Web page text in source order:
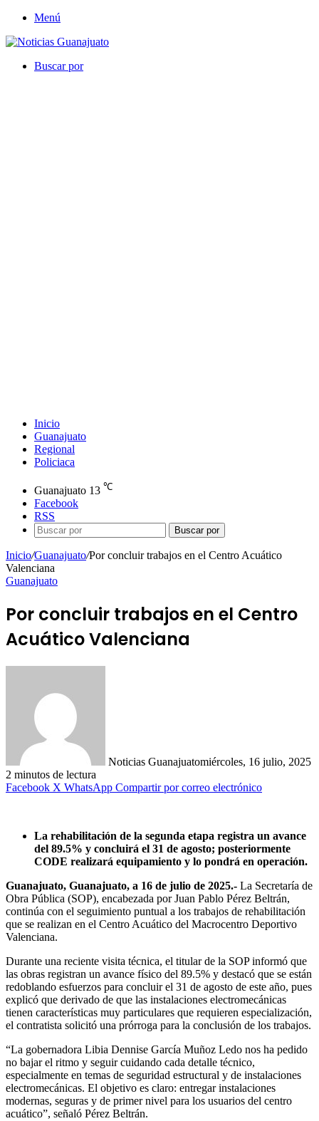
Menú
Buscar por
Inicio
Guanajuato
Regional
Policiaca
Guanajuato 13 ℃
Facebook
RSS
Buscar por
Inicio/Guanajuato/Por concluir trabajos en el Centro Acuático
Valenciana
Guanajuato
Por concluir trabajos en el Centro
Acuático Valenciana
Noticias Guanajuatomiércoles, 16 julio, 2025
2 minutos de lectura
Facebook X WhatsApp Compartir por correo electrónico
La rehabilitación de la segunda etapa registra un avance
del 89.5% y concluirá el 31 de agosto; posteriormente
CODE realizará equipamiento y lo pondrá en operación.
Guanajuato, Guanajuato, a 16 de julio de 2025.- La Secretaría de
Obra Pública (SOP), encabezada por Juan Pablo Pérez Beltrán,
continúa con el seguimiento puntual a los trabajos de rehabilitación
que se realizan en el Centro Acuático del Macrocentro Deportivo
Valenciana.
Durante una reciente visita técnica, el titular de la SOP informó que
las obras registran un avance físico del 89.5% y destacó que se están
redoblando esfuerzos para concluir el 31 de agosto de este año, pues
explicó que derivado de que las instalaciones electromecánicas
tienen características muy particulares que requieren especialización,
el contratista solicitó una prórroga para la conclusión de los trabajos.
“La gobernadora Libia Dennise García Muñoz Ledo nos ha pedido
no bajar el ritmo y seguir cuidando cada detalle técnico,
especialmente en temas de seguridad estructural y de instalaciones
electromecánicas. El objetivo es claro: entregar instalaciones
modernas, seguras y de primer nivel para los usuarios del centro
acuático”, señaló Pérez Beltrán.